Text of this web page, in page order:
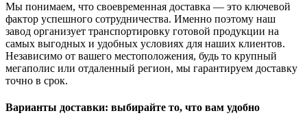
Мы понимаем, что своевременная доставка — это ключевой
фактор успешного сотрудничества. Именно поэтому наш
завод организует транспортировку готовой продукции на
самых выгодных и удобных условиях для наших клиентов.
Независимо от вашего местоположения, будь то крупный
мегаполис или отдаленный регион, мы гарантируем доставку
точно в срок.
Варианты доставки: выбирайте то, что вам удобно